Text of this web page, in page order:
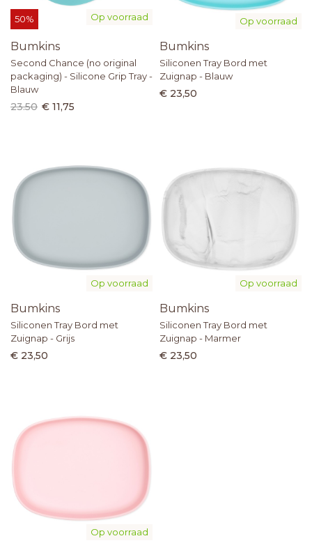
Op voorraad
50%
Bumkins
Second Chance (no original
packaging) - Silicone Grip Tray -
Blauw
23.50 € 11,75
Op voorraad
Bumkins
Siliconen Tray Bord met
Zuignap - Blauw
€ 23,50
Op voorraad
Bumkins
Siliconen Tray Bord met
Zuignap - Grijs
€ 23,50
Op voorraad
Bumkins
Siliconen Tray Bord met
Zuignap - Marmer
€ 23,50
Op voorraad